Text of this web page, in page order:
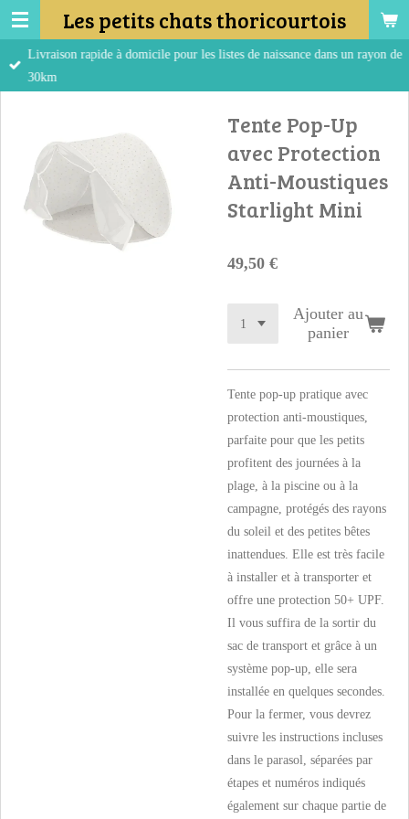
Passer
au
contenu
Les petits chats thoricourtois
Livraison rapide à domicile pour les listes de naissance dans un rayon de
30km
Tente Pop-Up
avec Protection
Anti-Moustiques
Starlight Mini
49,50 €
Ajouter au
panier
Tente pop-up pratique avec
protection anti-moustiques,
parfaite pour que les petits
profitent des journées à la
plage, à la piscine ou à la
campagne, protégés des rayons
du soleil et des petites bêtes
inattendues. Elle est très facile
à installer et à transporter et
offre une protection 50+ UPF.
Il vous suffira de la sortir du
sac de transport et grâce à un
système pop-up, elle sera
installée en quelques secondes.
Pour la fermer, vous devrez
suivre les instructions incluses
dans le parasol, séparées par
étapes et numéros indiqués
également sur chaque partie de